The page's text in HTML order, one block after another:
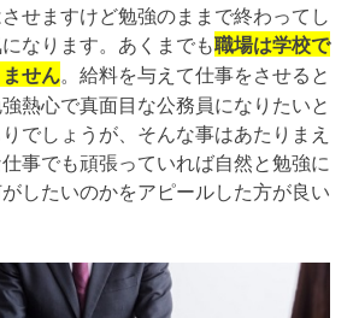
せますけど勉強のままで終わってし
なります。あくまでも職場は学校で
せん 。給料を与えて仕事をさせると
熱心で真面目な公務員になりたいと
でしょうが、そんな事はあたりまえ
事でも頑張っていれば自然と勉強に
したいのかをアピールした方が良い